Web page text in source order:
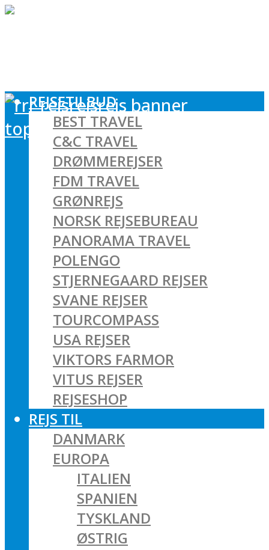
REJSETILBUD
BEST TRAVEL
C&C TRAVEL
DRØMMEREJSER
FDM TRAVEL
GRØNREJS
NORSK REJSEBUREAU
PANORAMA TRAVEL
POLENGO
STJERNEGAARD REJSER
SVANE REJSER
TOURCOMPASS
USA REJSER
VIKTORS FARMOR
VITUS REJSER
REJSESHOP
REJS TIL
DANMARK
EUROPA
ITALIEN
SPANIEN
TYSKLAND
ØSTRIG